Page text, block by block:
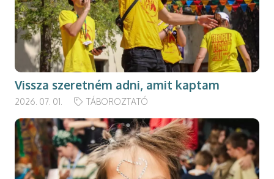
Vissza szeretném adni, amit kaptam
2026. 07. 01. TÁBOROZTATÓ